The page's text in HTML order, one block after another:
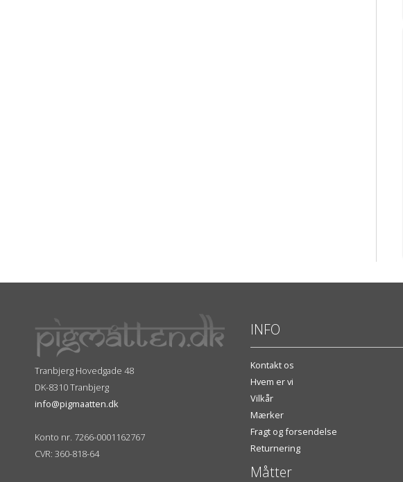
Tranbjerg Hovedgade 48
DK-8310 Tranbjerg
info@pigmaatten.dk
Konto nr. 7266-0001162767
CVR: 360-818-64
INFO
Kontakt os
Hvem er vi
Vilkår
Mærker
Fragt og forsendelse
Returnering
Måtter